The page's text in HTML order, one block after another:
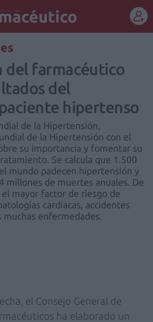
del farmacéutico
del
hipertenso
de la Hipertensión,
de la Hipertensión con el
su importancia y fomentar su
Se calcula que 1.500
mundo padecen hipertensión y
millones de muertes anuales. De
mayor factor de riesgo de
cardiacas, accidentes
muchas enfermedades.
el Consejo General de
ha elaborado un